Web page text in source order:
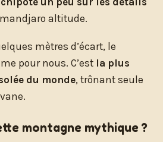
altitude.
mètres d’écart, le
pour nous. C’est la plus
du monde, trônant seule
montagne mythique ?